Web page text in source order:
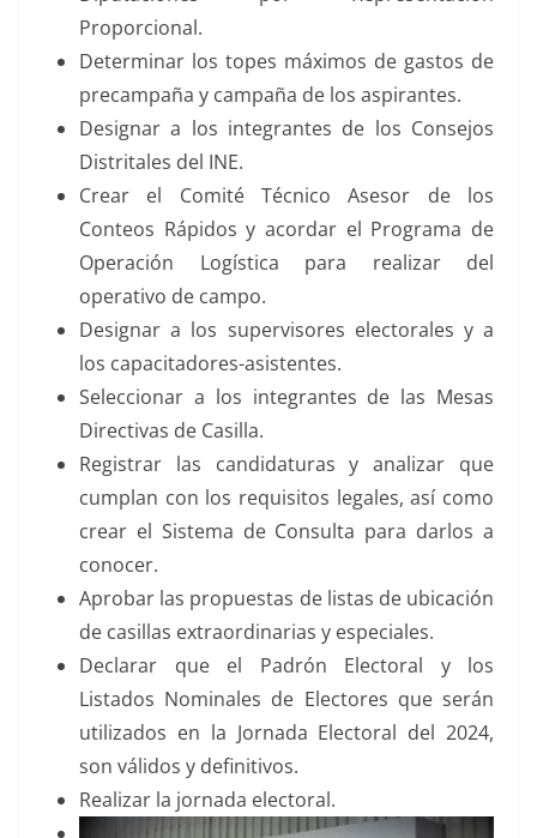
Proporcional.
Determinar los topes máximos de gastos de
precampaña y campaña de los aspirantes.
Designar a los integrantes de los Consejos
Distritales del INE.
Crear el Comité Técnico Asesor de los
Conteos Rápidos y acordar el Programa de
Operación Logística para realizar del
operativo de campo.
Designar a los supervisores electorales y a
los capacitadores-asistentes.
Seleccionar a los integrantes de las Mesas
Directivas de Casilla.
Registrar las candidaturas y analizar que
cumplan con los requisitos legales, así como
crear el Sistema de Consulta para darlos a
conocer.
Aprobar las propuestas de listas de ubicación
de casillas extraordinarias y especiales.
Declarar que el Padrón Electoral y los
Listados Nominales de Electores que serán
utilizados en la Jornada Electoral del 2024,
son válidos y definitivos.
Realizar la jornada electoral.